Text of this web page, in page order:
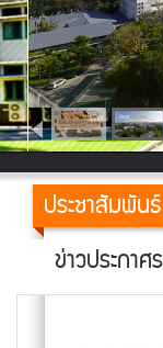
ประชาสัมพันธ์
ข่าวประกาศ